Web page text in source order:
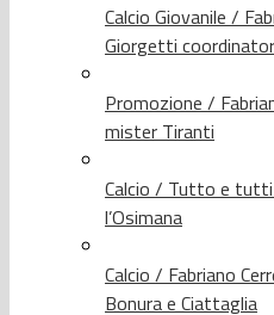
Calcio Giovanile /
Giorgetti
Promozione /
mister Tiranti
Calcio / Tutto e
l’Osimana
Calcio / Fabriano
Bonura e Ciattaglia